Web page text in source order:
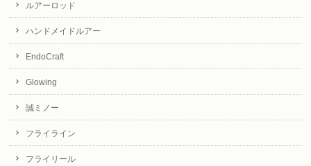
ルアーロッド
ハンドメイドルアー
EndoCraft
Glowing
誠ミノー
フライライン
フライリール